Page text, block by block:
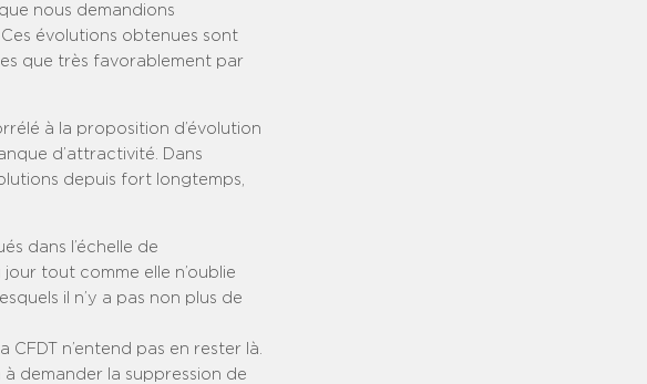
nous demandions
évolutions obtenues sont
que très favorablement par
à la proposition d’évolution
d’attractivité. Dans
depuis fort longtemps,
dans l’échelle de
tout comme elle n’oublie
il n’y a pas non plus de
n’entend pas en rester là.
à demander la suppression de